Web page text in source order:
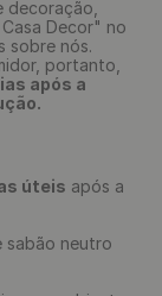
decoração,
Decor" no
sobre nós.
portanto,
após a
úteis após a
sabão neutro